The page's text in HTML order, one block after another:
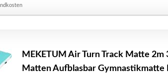
MEKETUM Air Turn Track Matte
Matten Aufblasbar